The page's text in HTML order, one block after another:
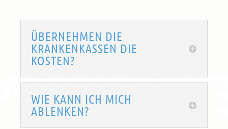
ÜBERNEHMEN DIE
KRANKENKASSEN DIE
KOSTEN?
WIE KANN ICH MICH
ABLENKEN?